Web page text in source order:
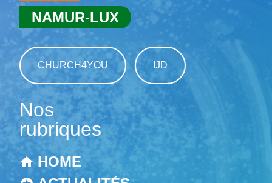
NAMUR-LUX
CHURCH4YOU IJD
Nos
rubriques
HOME